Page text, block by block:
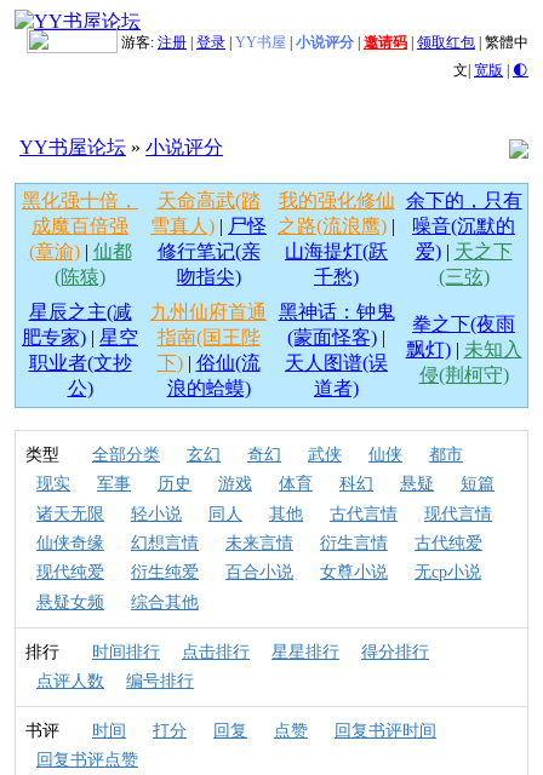
游客: 注册 登录 YY书屋 小说评分 邀请码 领取红包 繁體中
文| 宽版 | 🌓
YY书屋论坛 » 小说评分
黑化强十倍，
成魔百倍强
(章渝)| 仙都
(陈猿)
天命高武(踏
雪真人) | 尸怪
修行笔记(亲
吻指尖)
我的强化修仙
之路(流浪鹰) |
山海提灯(跃
千愁)
余下的，只有
噪音(沉默的
爱)| 天之下
(三弦)
星辰之主(减
肥专家) | 星空
职业者(文抄
公)
九州仙府首通
指南(国王陛
下)| 俗仙(流
浪的蛤蟆)
黑神话：钟鬼
(蒙面怪客) |
天人图谱(误
道者)
拳之下(夜雨
飘灯)| 未知入
侵(荆柯守)
类型 全部分类 玄幻 奇幻 武侠 仙侠
都市
现实
军事 历史 游戏 体育 科幻 悬疑
短篇
诸天无限
轻小说 同人 其他 古代言情
现代言情
仙侠奇缘
幻想言情 未来言情 衍生言情
古代纯爱
现代纯爱
衍生纯爱 百合小说 女尊小说
无cp小说
悬疑女频
综合其他
排行 时间排行 点击排行 星星排行
得分排行
点评人数
编号排行
书评 时间 打分 回复 点赞
回复书评时间
回复书评点赞